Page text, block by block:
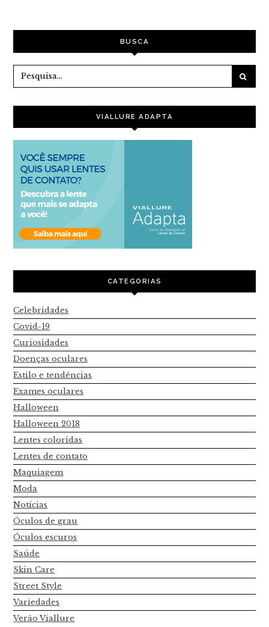
POST
BUSCA
VIALLURE ADAPTA
CATEGORIAS
Celebridades
Covid-19
Curiosidades
Doenças oculares
Estilo e tendências
Exames oculares
Halloween
Halloween 2018
Lentes coloridas
Lentes de contato
Maquiagem
Moda
Notícias
Óculos de grau
Óculos escuros
Saúde
Skin Care
Street Style
Variedades
Verão Viallure